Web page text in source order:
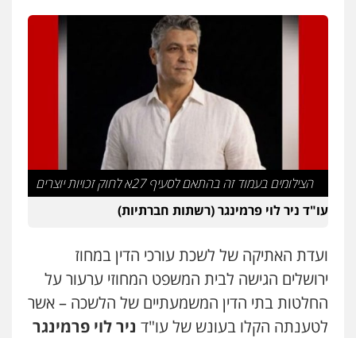
הצילומים בעמוד זה בהתאם לסעיף 27א לחוק זכויות יוצרים
עו"ד ניר לוי פרמינגר (רשתות חברתיות)
ועדת האתיקה של לשכת עורכי הדין במחוז
ירושלים הגישה לבית המשפט המחוזי ערעור על
החלטות בתי הדין המשמעתיים של הלשכה – אשר
לטענתה הקלו בעונש של עו"ד ניר לוי פרמינגר